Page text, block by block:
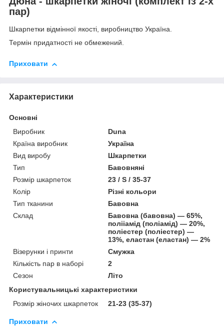
пар)
Шкарпетки відмінної якості, виробництво Україна.
Термін придатності не обмежений.
Приховати
Характеристики
Основні
Виробник
Duna
Країна виробник
Україна
Вид виробу
Шкарпетки
Тип
Бавовняні
Розмір шкарпеток
23 / S / 35-37
Колір
Різні кольори
Тип тканини
Бавовна
Склад
Бавовна (бавовна) — 65%,
полііамід (поліамід) — 20%,
поліестер (поліестер) —
13%, еластан (еластан) — 2%
Візерунки і принти
Смужка
Кількість пар в наборі
2
Сезон
Літо
Користувальницькі характеристики
Розмір жіночих шкарпеток
21-23 (35-37)
Приховати